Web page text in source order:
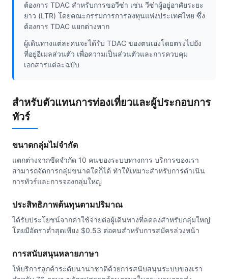
ต้องการ TDAC สำหรับการขอวีซ่า เช่น วีซ่าผู้อยู่อาศัยระยะ
ยาว (LTR) โดยคณะกรรมการการลงทุนแห่งประเทศไทย ซึ่ง
ต้องการ TDAC แยกต่างหาก
ผู้เดินทางแต่ละคนจะได้รับ TDAC ของตนเองโดยตรงไปยัง
ที่อยู่อีเมลส่วนตัว เพื่อความเป็นส่วนตัวและการควบคุม
เอกสารแต่ละฉบับ
สำหรับตัวแทนการท่องเที่ยวและผู้ประกอบการ
ทัวร์
ขนาดกลุ่มไม่จำกัด
แตกต่างจากขีดจำกัด 10 คนของระบบทางการ บริการของเรา
สามารถจัดการกลุ่มขนาดใดก็ได้ ทำให้เหมาะสำหรับการดำเนิน
การทัวร์และการจองกลุ่มใหญ่
ประสิทธิภาพต้นทุนตามปริมาณ
ได้รับประโยชน์จากค่าใช้จ่ายต่อผู้เดินทางที่ลดลงสำหรับกลุ่มใหญ่
โดยมีอัตราต่ำสุดเพียง $0.53 ต่อคนสำหรับการสมัครล่วงหน้า
การสนับสนุนหลายภาษา
ให้บริการลูกค้าระดับนานาชาติด้วยการสนับสนุนระบบของเรา